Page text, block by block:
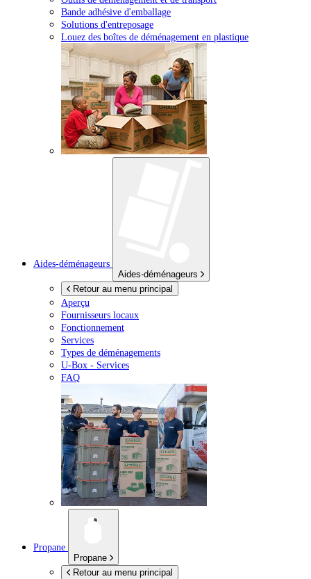
Bande adhésive d'emballage
Solutions d'entreposage
Louez des boîtes de déménagement en plastique
Aides-déménageurs
Aides-déménageurs
Retour au menu principal
Aperçu
Fournisseurs locaux
Fonctionnement
Services
Types de déménagements
U-Box - Services
FAQ
Propane
Propane
Retour au menu principal